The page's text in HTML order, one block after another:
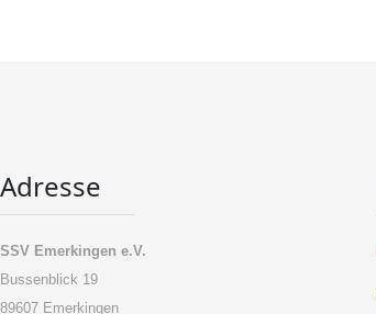
Adresse
SSV Emerkingen e.V.
Bussenblick 19
89607 Emerkingen